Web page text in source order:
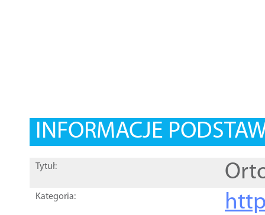
INFORMACJE
Tytuł:
Kategoria: